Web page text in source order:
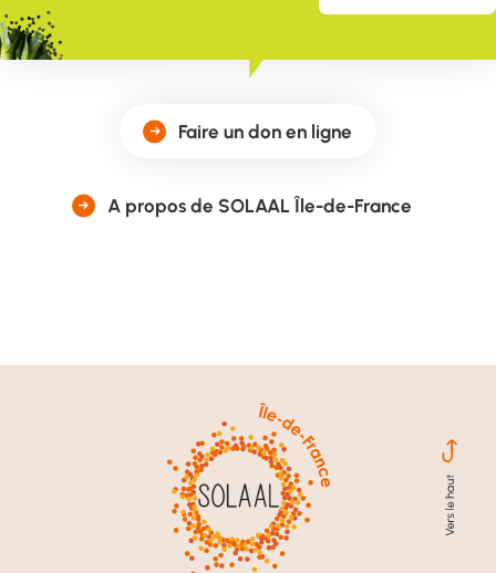
Faire un don en ligne
A propos de SOLAAL Île-de-France